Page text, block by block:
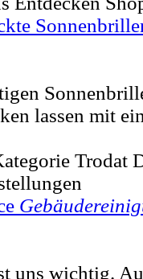
lassen mit
Trodat
uns wichtig.